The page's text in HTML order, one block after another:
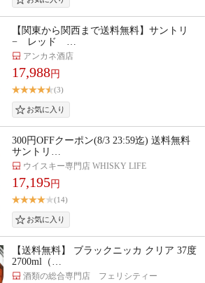
【関東から関西まで送料無料】サントリ
− レッド …
アンカネ酒店
17,988円
(3)
300円OFFクーポン(8/3 23:59迄) 送料無料
サントリ…
ウイスキー専門店 WHISKY LIFE
17,195円
(14)
【送料無料】 ブラックニッカ クリア 37度
2700ml（…
酒類の総合専門店 フェリシティー